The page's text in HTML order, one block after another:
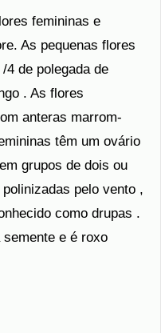
femininas e
As pequenas flores
4 de polegada de
. As flores
anteras marrom-
têm um ovário
grupos de dois ou
pelo vento ,
como drupas .
e é roxo